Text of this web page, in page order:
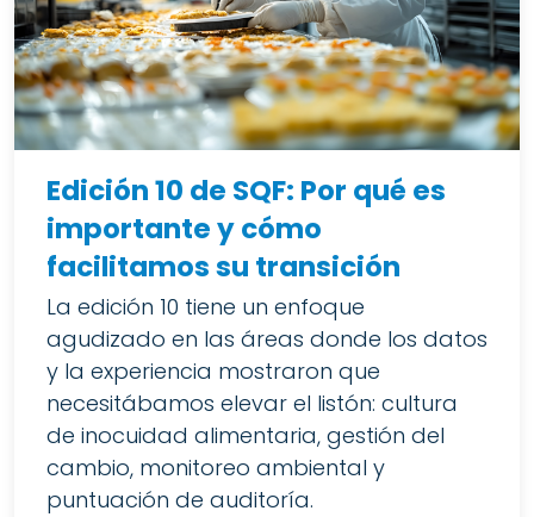
Edición 10 de SQF: Por qué es
importante y cómo
facilitamos su transición
La edición 10 tiene un enfoque
agudizado en las áreas donde los datos
y la experiencia mostraron que
necesitábamos elevar el listón: cultura
de inocuidad alimentaria, gestión del
cambio, monitoreo ambiental y
puntuación de auditoría.